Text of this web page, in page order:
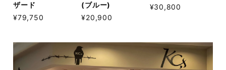
ザード
¥79,750
(ブルー)
¥20,900
¥30,800